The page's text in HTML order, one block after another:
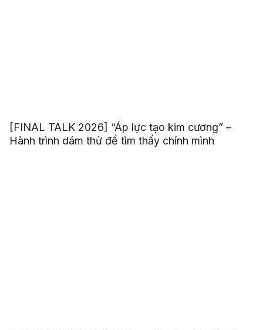
[FINAL TALK 2026] “Áp lực tạo kim cương” –
Hành trình dám thử để tìm thấy chính mình